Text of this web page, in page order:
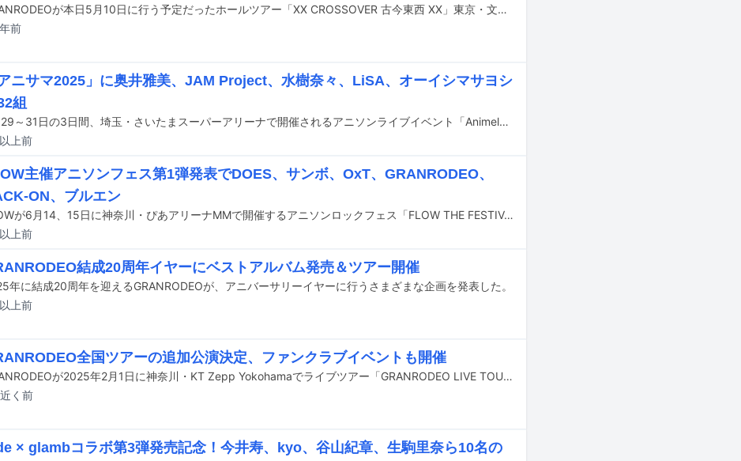
GRANRODEOが本日5月10日に行う予定だったホールツアー「XX CROSSOVER 古今東西 XX」東京・文京シビックホール公演の延期が発表された。
前
アニサマ2025」に奥井雅美、JAM Project、水樹奈々、LiSA、オーイシマサヨシ
組
8月29～31日の3日間、埼玉・さいたまスーパーアリーナで開催されるアニソンライブイベント「Animelo Summer Live 2025 "ThanXX!"」の第1弾出演アーティストが発表された。
上前
主催アニソンフェス第1弾発表でDOES、サンボ、OxT、GRANRODEO、
ON、ブルエン
FLOWが6月14、15日に神奈川・ぴあアリーナMMで開催するアニソンロックフェス「FLOW THE FESTIVAL 2025」の出演アーティスト第1弾が発表された。
上前
結成20周年イヤーにベストアルバム発売＆ツアー開催
年に結成20周年を迎えるGRANRODEOが、アニバーサリーイヤーに行うさまざまな企画を発表した。
上前
全国ツアーの追加公演決定、ファンクラブイベントも開催
GRANRODEOが2025年2月1日に神奈川・KT Zepp Yokohamaでライブツアー「GRANRODEO LIVE TOUR2024-2025『GREAT ROAD STORY』」の追加公演を行う。
く 前
× glambコラボ第3弾発売記念！今井寿、kyo、谷山紀章、生駒里奈ら10名の